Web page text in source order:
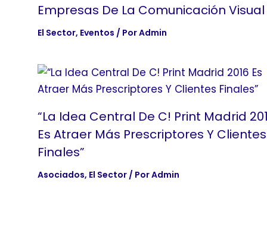
Empresas De La Comunicación Visual
El Sector, Eventos / PorAdmin
“La Idea Central De C! Print Madrid
Es Atraer Más Prescriptores Y Clientes
Finales”
Asociados, El Sector/ PorAdmin